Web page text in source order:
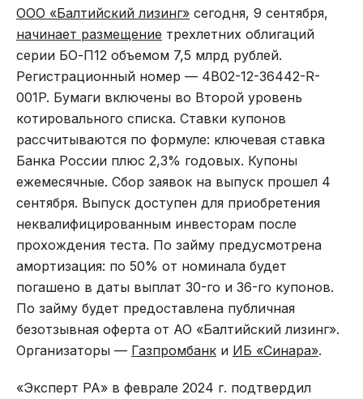
ООО «Балтийский лизинг» сегодня, 9 сентября,
начинает размещение трехлетних облигаций
серии БО-П12 объемом 7,5 млрд рублей.
Регистрационный номер — 4B02-12-36442-R-
001P. Бумаги включены во Второй уровень
котировального списка. Ставки купонов
рассчитываются по формуле: ключевая ставка
Банка России плюс 2,3% годовых. Купоны
ежемесячные. Сбор заявок на выпуск прошел 4
сентября. Выпуск доступен для приобретения
неквалифицированным инвесторам после
прохождения теста. По займу предусмотрена
амортизация: по 50% от номинала будет
погашено в даты выплат 30-го и 36-го купонов.
По займу будет предоставлена публичная
безотзывная оферта от АО «Балтийский лизинг».
Организаторы — Газпромбанк и ИБ «Синара».
«Эксперт РА» в феврале 2024 г. подтвердил